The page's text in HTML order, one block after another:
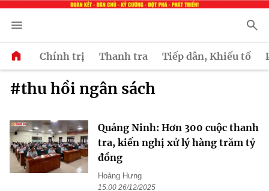
Chính trị Thanh tra Tiếp dân, Khiếu tố
#thu hồi ngân sách
Quảng Ninh: Hơn 300 cuộc thanh
tra, kiến nghị xử lý hàng trăm tỷ
đồng
Hoàng Hưng
15:00 26/12/2025